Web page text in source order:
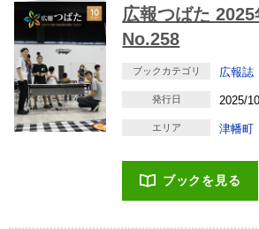
広報つばた
No.258
ブックカテゴリ 広報誌
発行日 2025/
エリア 津幡町
ブックを見る